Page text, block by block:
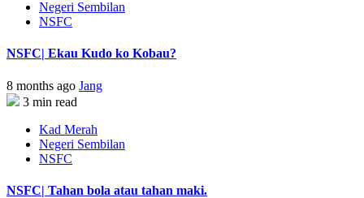
Negeri Sembilan
NSFC
NSFC| Ekau Kudo ko Kobau?
8 months ago Jang
3 min read
Kad Merah
Negeri Sembilan
NSFC
NSFC| Tahan bola atau tahan maki.